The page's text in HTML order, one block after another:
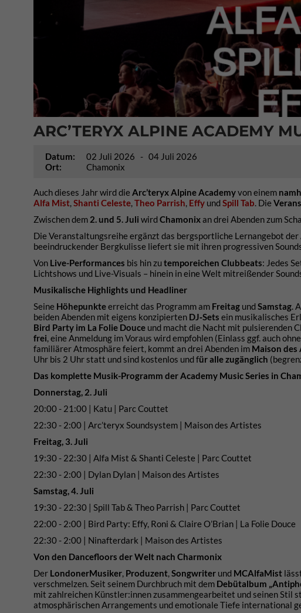
ARC’TERYX ALPINE ACADEMY
Datum: 02 Juli 2026
- 04 Juli 2026
Ort:
Chamonix
Auch dieses Jahr wird die Arc’teryx Alpine Academyvon einem
Alfa Mist,Shanti Celeste,Theo Parrish, Effy undSpill Tab. Die
Zwischen dem 2. und 5. Juli wirdChamonixan drei Abenden zum
Die Veranstaltungsreihe ergänzt das bergsportliche Lernangebot der
beeindruckender Bergkulisse liefert sie mit ihren progressiven
Von Live-Performances bis hin zutemporeichen Clubbeats: Jedes
Lichtshows und Live-Visuals – hinein in eine Welt mitreißender
Musikalische Highlights und Headliner
Seine Höhepunkteerreicht das Programm am Freitag undSamstag.
beiden Abenden mit eigens konzipierten DJ‑Sets ein musikalisches
Bird Party im La Folie Douce und macht die Nacht mit pulsierenden
frei, eine Anmeldung im Voraus wird empfohlen (Einlass ggf. auch
familiärer Atmosphäre feiert, kommt an drei Abenden im Maison des
Uhr bis 2 Uhr statt und sind kostenlos und für alle zugänglich
Das komplette Musik-Programm der Academy Music Series in
Donnerstag, 2. Juli
20:00 - 21:00 | Katu | Parc Couttet
22:30 - 2:00 | Arc’teryx Soundsystem | Maison des Artistes
Freitag, 3. Juli
19:30 - 22:30 | Alfa Mist & Shanti Celeste | Parc Couttet
22:30 - 2:00 | Dylan Dylan | Maison des Artistes
Samstag, 4. Juli
19:30 - 22:30 | Spill Tab & Theo Parrish | Parc Couttet
22:00 - 2:00 | Bird Party: Effy, Roni & Claire O’Brian | La Folie Douce
22:30 - 2:00 | Ninafterdark | Maison des Artistes
Von den Dancefloors der Welt nach Charmonix
Der LondonerMusiker, Produzent,Songwriter und MCAlfaMist
verschmelzen. Seit seinem Durchbruch mit dem Debütalbum
mit zahlreichen Künstler:innen zusammengearbeitet und seinen
atmosphärischen Arrangements und emotionale Tiefe international